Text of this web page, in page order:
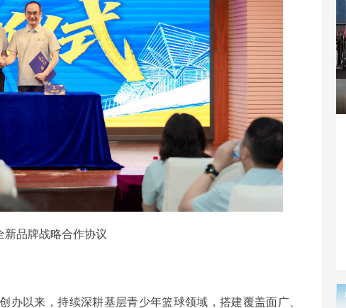
新品牌战略合作协议
办以来，持续深耕基层青少年篮球领域，搭建覆盖面广、